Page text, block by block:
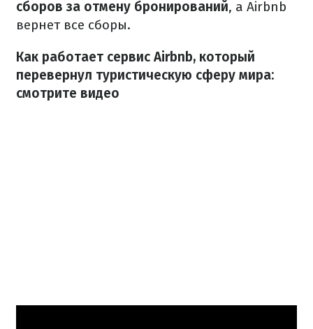
сборов за отмену бронирований, а Airbnb
вернет все сборы.
Как работает сервис Airbnb, который
перевернул туристическую сферу мира:
смотрите видео